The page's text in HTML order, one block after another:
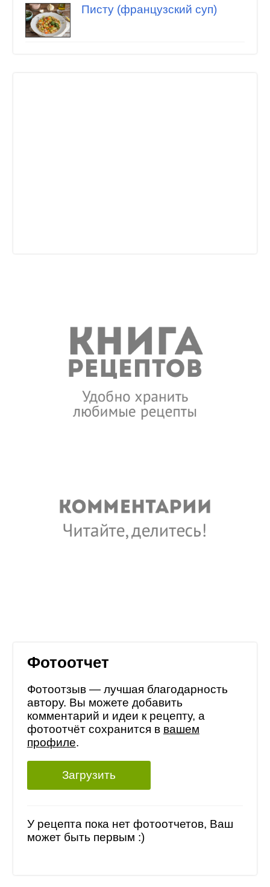
Писту (французский суп)
Фотоотчет
Фотоотзыв — лучшая благодарность
автору. Вы можете добавить
комментарий и идеи к рецепту, а
фотоотчёт сохранится в вашем
профиле.
Загрузить
У рецепта пока нет фотоотчетов, Ваш
может быть первым :)